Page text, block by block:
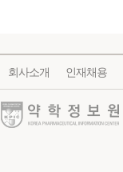
회사소개 인재채용
약학정보원